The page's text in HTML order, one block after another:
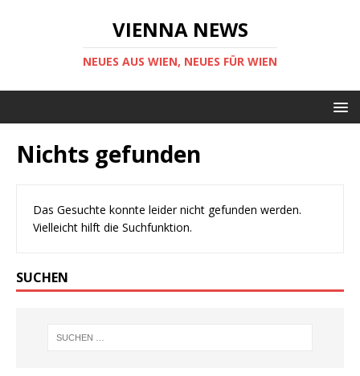
VIENNA NEWS
NEUES AUS WIEN, NEUES FÜR WIEN
Nichts gefunden
Das Gesuchte konnte leider nicht gefunden werden.
Vielleicht hilft die Suchfunktion.
SUCHEN